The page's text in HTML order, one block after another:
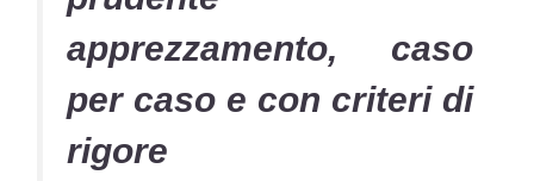
apprezzamento, caso
per caso e con criteri di
rigore